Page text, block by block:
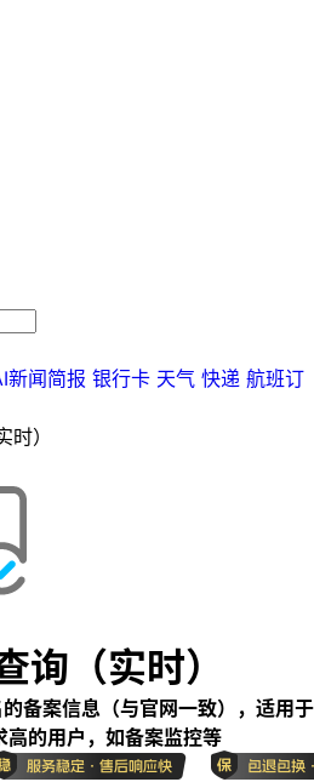
新闻简报 银行卡 天气 快递 航班订
）
询（实时）
备案信息（与官网一致），适用于
高的用户，如备案监控等